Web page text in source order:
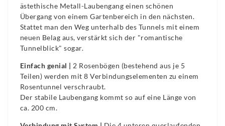
ästethische Metall-Laubengang einen schönen
Übergang von einem Gartenbereich in den nächsten.
Stattet man den Weg unterhalb des Tunnels mit einem
neuen Belag aus, verstärkt sich der "romantische
Tunnelblick" sogar.
Einfach genial | 2 Rosenbögen (bestehend aus je 5
Teilen) werden mit 8 Verbindungselementen zu einem
Rosentunnel verschraubt.
Der stabile Laubengang kommt so auf eine Länge von
ca. 200 cm.